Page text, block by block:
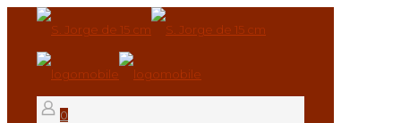
0